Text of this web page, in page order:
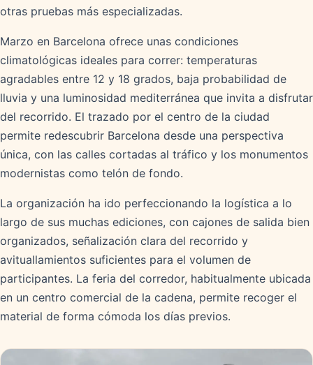
otras pruebas más especializadas.
Marzo en Barcelona ofrece unas condiciones
climatológicas ideales para correr: temperaturas
agradables entre 12 y 18 grados, baja probabilidad de
lluvia y una luminosidad mediterránea que invita a disfrutar
del recorrido. El trazado por el centro de la ciudad
permite redescubrir Barcelona desde una perspectiva
única, con las calles cortadas al tráfico y los monumentos
modernistas como telón de fondo.
La organización ha ido perfeccionando la logística a lo
largo de sus muchas ediciones, con cajones de salida bien
organizados, señalización clara del recorrido y
avituallamientos suficientes para el volumen de
participantes. La feria del corredor, habitualmente ubicada
en un centro comercial de la cadena, permite recoger el
material de forma cómoda los días previos.